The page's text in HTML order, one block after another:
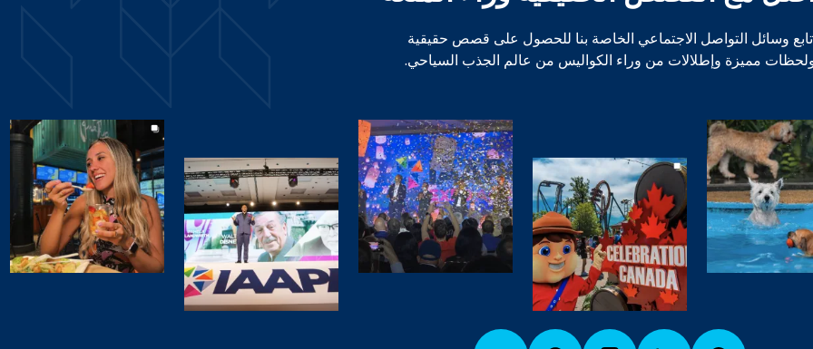
تابع وسائل التواصل الاجتماعي الخاصة بنا للحصول على قصص حقيقية
مميزة وإطلالات من وراء الكواليس من عالم الجذب السياحي.